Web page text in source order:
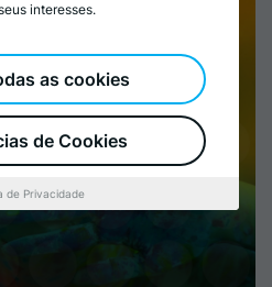
interesses.
de Cookies
as cookies
de Privacidade